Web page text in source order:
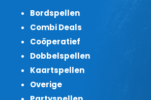
Bordspellen
Combi Deals
Coöperatief
Dobbelspellen
Kaartspellen
Overige